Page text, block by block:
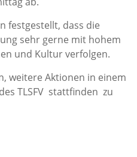
festgestellt, dass die
sehr gerne mit hohem
und Kultur verfolgen.
weitere Aktionen in einem
TLSFV stattfinden zu